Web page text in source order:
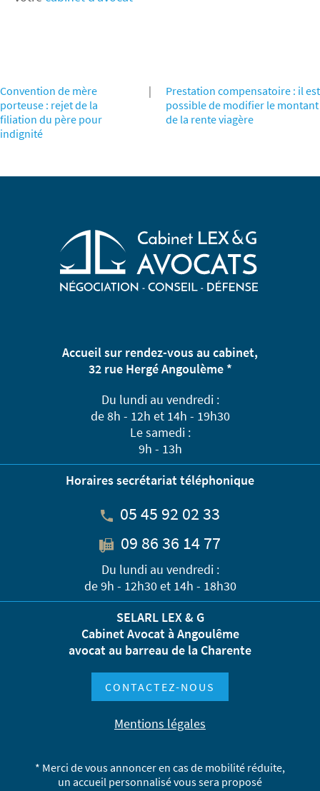
Convention de mère
porteuse : rejet de la
filiation du père pour
indignité
|
Prestation compensatoire : il est
possible de modifier le montant
de la rente viagère
Accueil sur rendez-vous au cabinet,
32 rue Hergé Angoulème *
Du lundi au vendredi :
de 8h - 12h et 14h - 19h30
Le samedi :
9h - 13h
Horaires secrétariat téléphonique
05 45 92 02 33
09 86 36 14 77
Du lundi au vendredi :
de 9h - 12h30 et 14h - 18h30
SELARL LEX & G
Cabinet Avocat à Angoulême
avocat au barreau de la Charente
CONTACTEZ-NOUS
Mentions légales
* Merci de vous annoncer en cas de mobilité réduite,
un accueil personnalisé vous sera proposé